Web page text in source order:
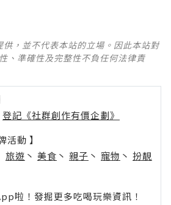
，並不代表本站的立場。因此本站對
、準確性及完整性不負任何法律責
登記《社群創作有價企劃》
活動 】
旅遊 丶 美食 丶 親子 丶 寵物 丶 扮靚
啦！發掘更多吃喝玩樂資訊！